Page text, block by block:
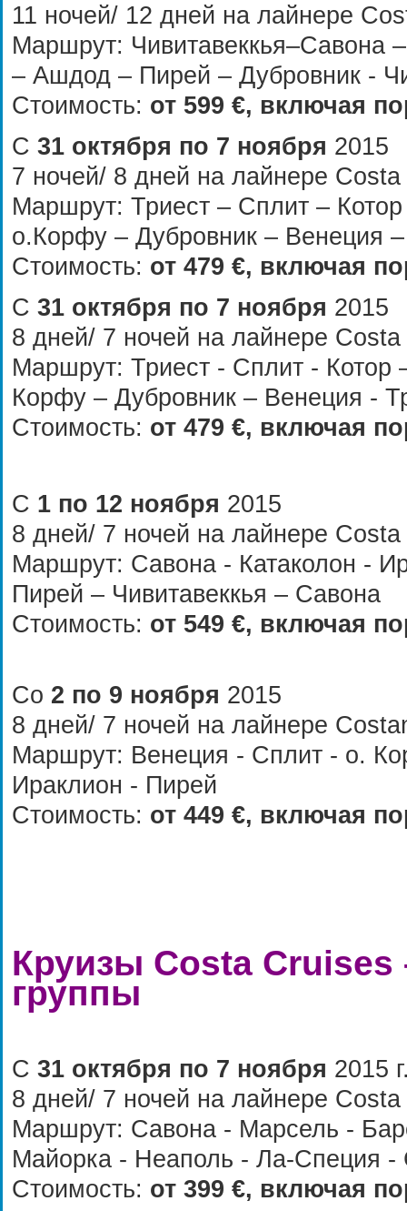
11 ночей/ 12 дней на лайнере
Маршрут: Чивитавеккья–Савона
– Ашдод – Пирей – Дубровник -
Стоимость: от 599 €, включая
С 31 октября по 7 ноября 2015
7 ночей/ 8 дней на лайнере Costa
Маршрут: Триест – Сплит – Котор
о.Корфу – Дубровник – Венеция
Стоимость: от 479 €, включая
С 31 октября по 7 ноября 2015
8 дней/ 7 ночей на лайнере
Маршрут: Триест - Сплит - Котор
Корфу – Дубровник – Венеция -
Стоимость: от 479 €, включая
С 1 по 12 ноября 2015
8 дней/ 7 ночей на лайнере
Маршрут: Савона - Катаколон -
Пирей – Чивитавеккья – Савона
Стоимость: от 549 €, включая
Со 2 по 9 ноября 2015
8 дней/ 7 ночей на лайнере
Маршрут: Венеция - Сплит - о.
Ираклион - Пирей
Стоимость: от 449 €, включая
Круизы Costa Cruises
группы
С 31 октября по 7 ноября 2015
8 дней/ 7 ночей на лайнере Costa
Маршрут: Савона - Марсель -
Майорка - Неаполь - Ла-Специя -
Стоимость: от 399 €, включая